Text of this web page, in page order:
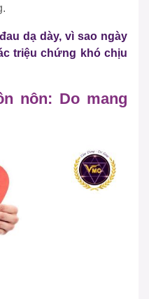
dạ dày, vì sao ngày
triệu chứng khó chịu
nôn: Do mang